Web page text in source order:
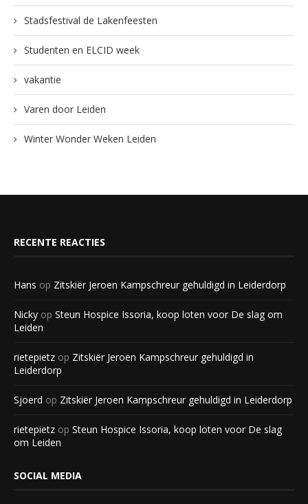
Stadsfestival de Lakenfeesten
Studenten en ELCID week
vakantie
Varen door Leiden
Winter Wonder Weken Leiden
RECENTE REACTIES
Hans op Zitskiër Jeroen Kampschreur gehuldigd in Leiderdorp
Nicky op Steun Hospice Issoria, koop loten voor De slag om
Leiden
rietepietz op Zitskiër Jeroen Kampschreur gehuldigd in
Leiderdorp
Sjoerd op Zitskiër Jeroen Kampschreur gehuldigd in Leiderdorp
rietepietz op Steun Hospice Issoria, koop loten voor De slag
om Leiden
SOCIAL MEDIA